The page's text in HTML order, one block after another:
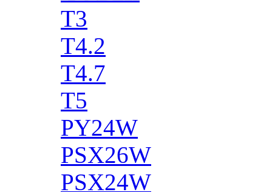
T3
T4.2
T4.7
T5
PY24W
PSX26W
PSX24W